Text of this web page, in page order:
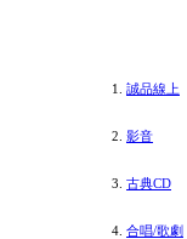
誠品線上
影音
古典CD
合唱/歌劇